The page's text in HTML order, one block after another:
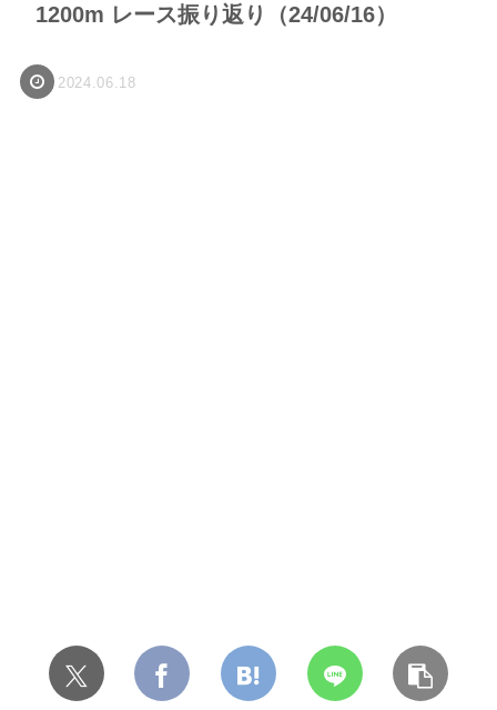
1200m レース振り返り（24/06/16）
2024.06.18